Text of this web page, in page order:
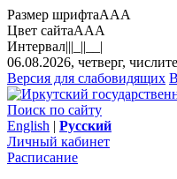
Размер шрифтаAAA
Цвет сайтаAAA
Интервал|||_||__|
06.08.2026, четверг,
Версия для слабовидящих
Поиск по сайту
English | Русский
Личный кабинет
Расписание